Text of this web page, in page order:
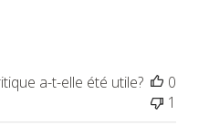
a-t-elle été utile?
0
1